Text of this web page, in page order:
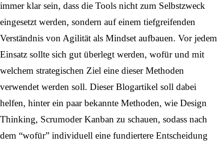
immer klar sein, dass die Tools nicht zum Selbstzweck
eingesetzt werden, sondern auf einem tiefgreifenden
Verständnis von Agilität als Mindset aufbauen. Vor jedem
Einsatz sollte sich gut überlegt werden, wofür und mit
welchem strategischen Ziel eine dieser Methoden
verwendet werden soll. Dieser Blogartikel soll dabei
helfen, hinter ein paar bekannte Methoden, wie Design
Thinking, Scrumoder Kanban zu schauen, sodass nach
dem “wofür” individuell eine fundiertere Entscheidung